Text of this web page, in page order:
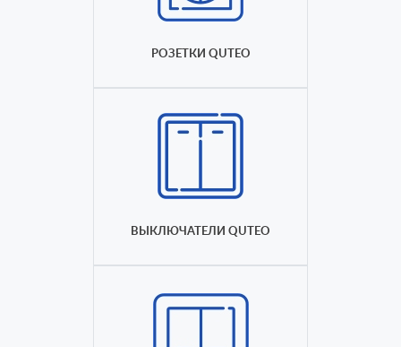
РОЗЕТКИ QUTEO
ВЫКЛЮЧАТЕЛИ QUTEO